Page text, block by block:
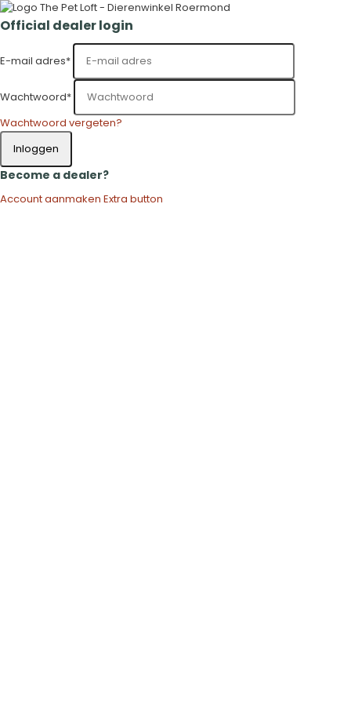
Official dealer login
E-mail adres*
Wachtwoord*
Wachtwoord vergeten?
Inloggen
Become a dealer?
Account aanmaken Extra button